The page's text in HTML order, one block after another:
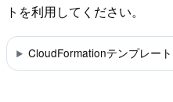
トを利用してください。
CloudFormationテンプレー